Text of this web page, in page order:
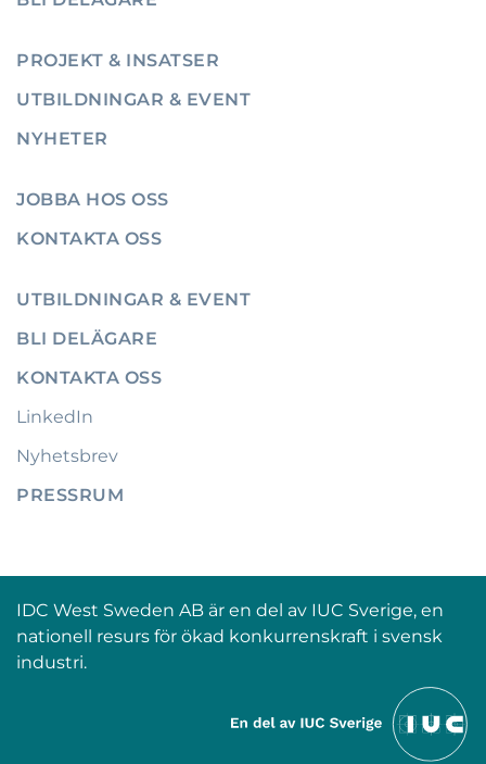
PROJEKT & INSATSER
UTBILDNINGAR & EVENT
NYHETER
JOBBA HOS OSS
KONTAKTA OSS
UTBILDNINGAR & EVENT
BLI DELÄGARE
KONTAKTA OSS
LinkedIn
Nyhetsbrev
PRESSRUM
IDC West Sweden AB är en del av IUC Sverige, en
nationell resurs för ökad konkurrenskraft i svensk
industri.